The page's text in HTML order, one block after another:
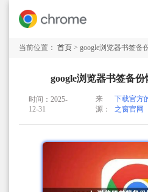
当前位置： 首页 > google浏览器书签备
google浏览器书签备
时间：2025-
12-31
来
源：
下载官方
之窗官网